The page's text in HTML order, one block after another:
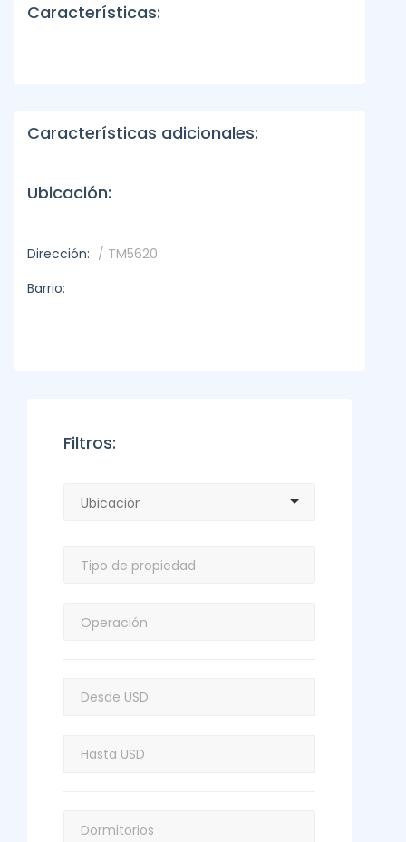
Características:
Características adicionales:
Ubicación:
Dirección: / TM5620
Barrio:
Filtros: